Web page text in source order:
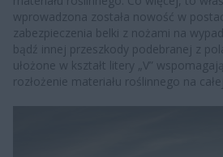
wprowadzona została nowość w
zabezpieczenia belki z nożami na
bądź innej przeszkody podebranej z
ułożone w kształt litery „V”
rozłożenie materiału roślinnego na